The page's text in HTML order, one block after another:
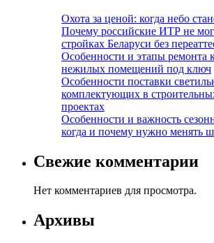
Охота за ценой: когда небо
Почему российские ИТР не
стройках Беларуси без
Особенности и этапы ремонта
нежилых помещений под ключ
Особенности поставки
комплектующих в
проектах
Особенности и важность
когда и почему нужно менять
Свежие комментарии
Нет комментариев для просмотра.
Архивы